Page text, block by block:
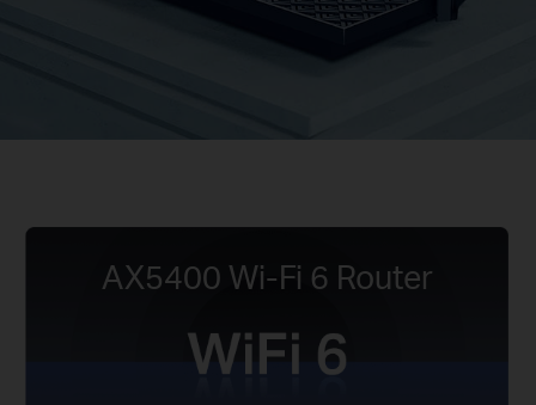
AX5400 Wi-Fi 6 Router